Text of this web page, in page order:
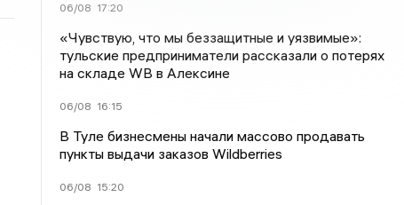
06/08 17:20
«Чувствую, что мы беззащитные и уязвимые»:
тульские предприниматели рассказали о потерях
на складе WB в Алексине
06/08 16:15
В Туле бизнесмены начали массово продавать
пункты выдачи заказов Wildberries
06/08 15:20